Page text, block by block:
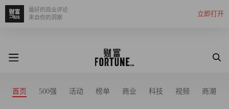
立即打开
最好的商业评论
来自你的洞察
首页 500强 活动 榜单 商业 科技 视频 商潮